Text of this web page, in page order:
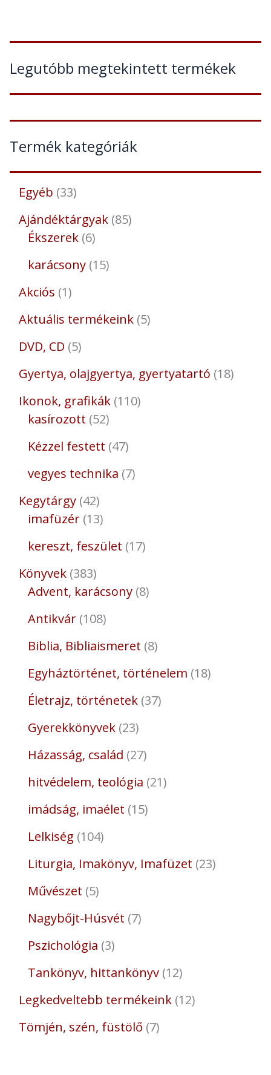
Legutóbb megtekintett termékek
Termék kategóriák
Egyéb 33
Ajándéktárgyak 85
Ékszerek 6
karácsony 15
Akciós 1
Aktuális termékeink 5
DVD, CD 5
Gyertya, olajgyertya, gyertyatartó 18
Ikonok, grafikák 110
kasírozott 52
Kézzel festett 47
vegyes technika 7
Kegytárgy 42
imafüzér 13
kereszt, feszület 17
Könyvek 383
Advent, karácsony 8
Antikvár 108
Biblia, Bibliaismeret 8
Egyháztörténet, történelem 18
Életrajz, történetek 37
Gyerekkönyvek 23
Házasság, család 27
hitvédelem, teológia 21
imádság, imaélet 15
Lelkiség 104
Liturgia, Imakönyv, Imafüzet 23
Művészet 5
Nagybőjt-Húsvét 7
Pszichológia 3
Tankönyv, hittankönyv 12
Legkedveltebb termékeink 12
Tömjén, szén, füstölő 7